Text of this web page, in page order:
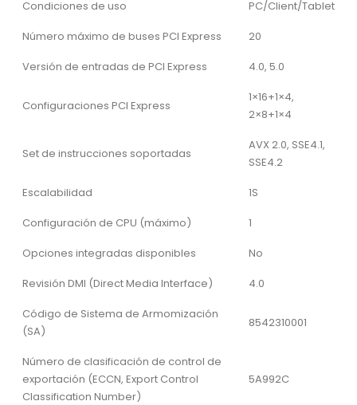
Condiciones de uso
PC/Client/Tablet
Número máximo de buses PCI Express
20
Versión de entradas de PCI Express
4.0, 5.0
Configuraciones PCI Express
1×16+1×4,
2×8+1×4
Set de instrucciones soportadas
AVX 2.0, SSE4.1,
SSE4.2
Escalabilidad
1S
Configuración de CPU (máximo)
1
Opciones integradas disponibles
No
Revisión DMI (Direct Media Interface)
4.0
Código de Sistema de Armomización
(SA)
8542310001
Número de clasificación de control de
exportación (ECCN, Export Control
Classification Number)
5A992C